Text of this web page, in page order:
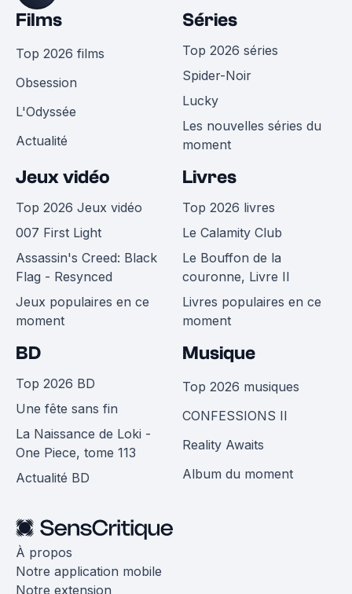
Films
Top 2026 films
Obsession
L'Odyssée
Actualité
Séries
Top 2026 séries
Spider-Noir
Lucky
Les nouvelles séries du
moment
Jeux vidéo
Top 2026 Jeux vidéo
007 First Light
Assassin's Creed: Black
Flag - Resynced
Jeux populaires en ce
moment
Livres
Top 2026 livres
Le Calamity Club
Le Bouffon de la
couronne, Livre II
Livres populaires en ce
moment
BD
Top 2026 BD
Une fête sans fin
La Naissance de Loki -
One Piece, tome 113
Actualité BD
Musique
Top 2026 musiques
CONFESSIONS II
Reality Awaits
Album du moment
À propos
Notre application mobile
Notre extension